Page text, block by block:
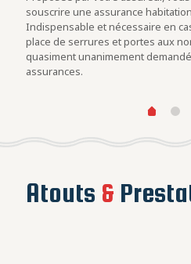
souscrire une assurance
Indispensable et nécessaire en
place de serrures et portes aux
quasiment unanimement
assurances.
Atouts &